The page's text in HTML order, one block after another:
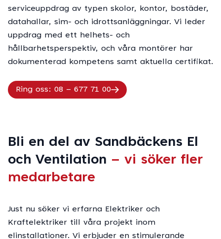
serviceuppdrag av typen skolor, kontor, bostäder,
datahallar, sim- och idrottsanläggningar. Vi leder
uppdrag med ett helhets- och
hållbarhetsperspektiv, och våra montörer har
dokumenterad kompetens samt aktuella certifikat.
Ring oss: 08 – 677 71 00
Bli en del av Sandbäckens El
och Ventilation – vi söker fler
medarbetare
Just nu söker vi erfarna Elektriker och
Kraftelektriker till våra projekt inom
elinstallationer. Vi erbjuder en stimulerande